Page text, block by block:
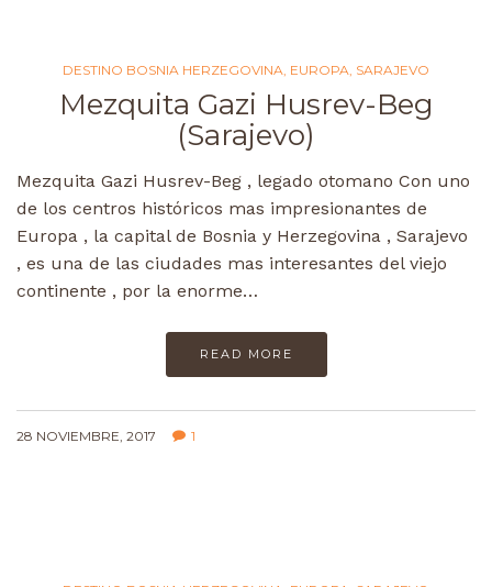
DESTINO BOSNIA HERZEGOVINA, EUROPA, SARAJEVO
Mezquita Gazi Husrev-Beg
(Sarajevo)
Mezquita Gazi Husrev-Beg , legado otomano Con uno
de los centros históricos mas impresionantes de
Europa , la capital de Bosnia y Herzegovina , Sarajevo
, es una de las ciudades mas interesantes del viejo
continente , por la enorme…
READ MORE
28 NOVIEMBRE, 2017 1